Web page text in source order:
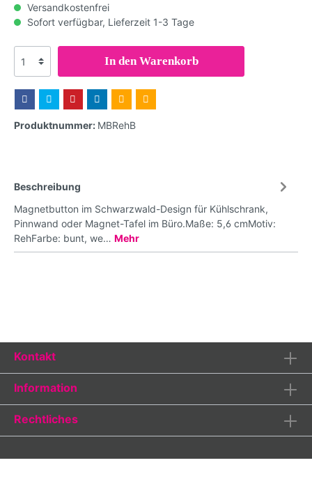
Versandkostenfrei
Sofort verfügbar, Lieferzeit 1-3 Tage
In den Warenkorb
Produktnummer: MBRehB
Beschreibung
Magnetbutton im Schwarzwald-Design für Kühlschrank,
Pinnwand oder Magnet-Tafel im Büro.Maße: 5,6 cmMotiv:
RehFarbe: bunt, we… Mehr
Kontakt
Information
Rechtliches